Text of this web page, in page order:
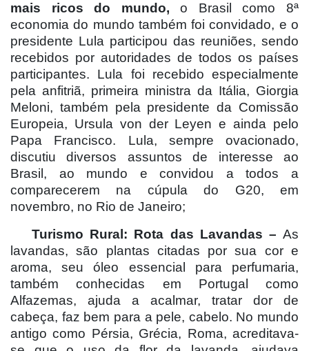
mais ricos do mundo,o Brasil como 8ª
economia do mundo também foi convidado, e o
presidente Lula participou das reuniões, sendo
recebidos por autoridades de todos os países
participantes. Lula foi recebido especialmente
pela anfitriã, primeira ministra da Itália, Giorgia
Meloni, também pela presidente da Comissão
Europeia, Ursula von der Leyen e ainda pelo
Papa Francisco. Lula, sempre ovacionado,
discutiu diversos assuntos de interesse ao
Brasil, ao mundo e convidou a todos a
comparecerem na cúpula do G20, em
novembro, no Rio de Janeiro;
Turismo Rural: Rota das Lavandas –As
lavandas, são plantas citadas por sua cor e
aroma, seu óleo essencial para perfumaria,
também conhecidas em Portugal como
Alfazemas, ajuda a acalmar, tratar dor de
cabeça, faz bem para a pele, cabelo. No mundo
antigo como Pérsia, Grécia, Roma, acreditava-